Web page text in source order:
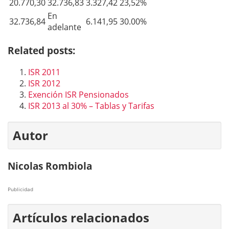
20.770,3032.736,833.327,4223,52%
32.736,84 En
adelante 6.141,9530.00%
Related posts:
ISR 2011
ISR 2012
Exención ISR Pensionados
ISR 2013 al 30% – Tablas y Tarifas
Autor
Nicolas Rombiola
Publicidad
Artículos relacionados